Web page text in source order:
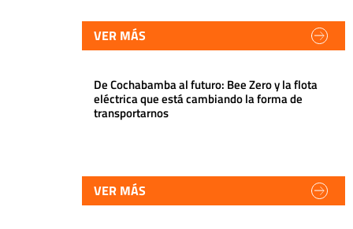
VER MÁS
De Cochabamba al futuro: Bee Zero y la flota
eléctrica que está cambiando la forma de
transportarnos
VER MÁS